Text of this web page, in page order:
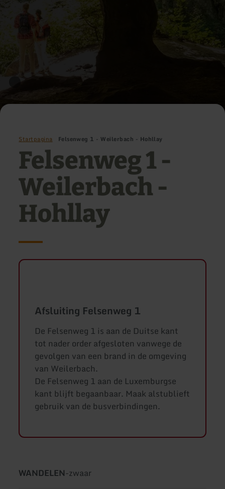
Startpagina Felsenweg 1 - Weilerbach - Hohllay
Felsenweg 1 -
Weilerbach -
Hohllay
Afsluiting Felsenweg 1
De Felsenweg 1 is aan de Duitse kant
tot nader order afgesloten vanwege de
gevolgen van een brand in de omgeving
van Weilerbach.
De Felsenweg 1 aan de Luxemburgse
kant blijft begaanbaar. Maak alstublieft
gebruik van de busverbindingen.
Soort
WANDELEN-Moeilijkheidsgraad:
zwaar